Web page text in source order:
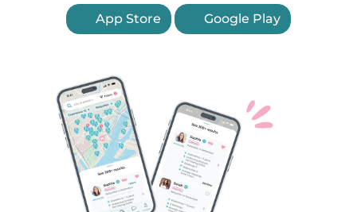
App Store Google Play